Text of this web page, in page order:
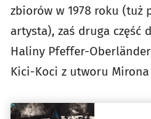
zbiorów w 1978 roku (tuż
artysta), zaś druga część
Haliny Pfeffer-
Kici-Koci z utworu Mirona